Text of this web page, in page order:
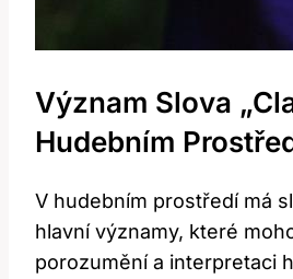
Význam Slova
Hudebním
V hudebním ‍prostředí má‍
hlavní ‌významy,⁣ které
⁣porozumění a interpretaci